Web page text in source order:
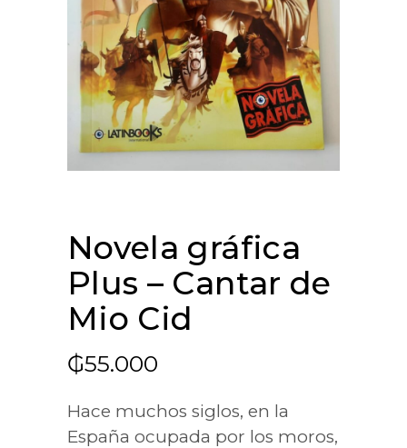
Novela gráfica
Plus – Cantar de
Mio Cid
₲55.000
Hace muchos siglos, en la
España ocupada por los moros,